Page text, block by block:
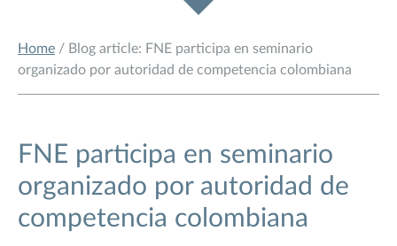
Home / Blog article: FNE participa en seminario
organizado por autoridad de competencia colombiana
FNE participa en seminario
organizado por autoridad de
competencia colombiana